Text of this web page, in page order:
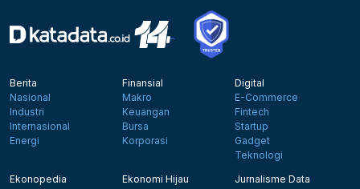
Berita
Nasional
Industri
Internasional
Energi
Finansial
Makro
Keuangan
Bursa
Korporasi
Digital
E-Commerce
Fintech
Startup
Gadget
Teknologi
Ekonopedia
Ekonomi Hijau
Jurnalisme Data